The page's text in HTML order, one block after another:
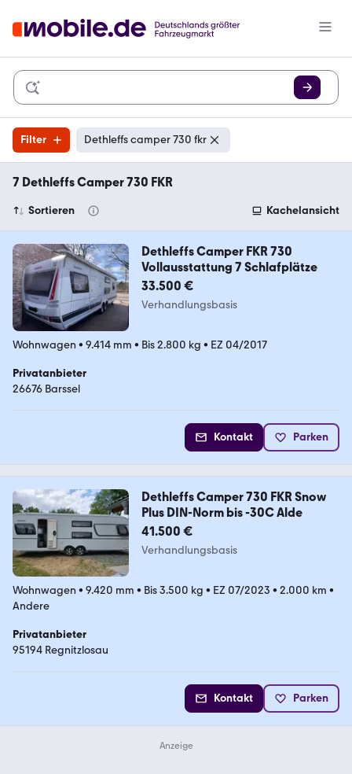
Filter Dethleffs camper 730 fkr
7 Dethleffs Camper 730 FKR
Sortieren Kachelansicht
Dethleffs Camper FKR 730
Vollausstattung 7 Schlafplätze
33.500 €
Verhandlungsbasis
Wohnwagen • 9.414 mm • Bis 2.800 kg • EZ 04/2017
Privatanbieter
26676 Barssel
Kontakt Parken
Dethleffs Camper 730 FKR Snow
Plus DIN-Norm bis -30C Alde
41.500 €
Verhandlungsbasis
Wohnwagen • 9.420 mm • Bis 3.500 kg • EZ 07/2023 • 2.000 km •
Andere
Privatanbieter
95194 Regnitzlosau
Kontakt Parken